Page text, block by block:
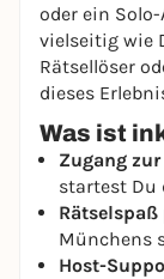
oder ein
vielseitig wie
Rätsellöser
dieses
Was ist
Zugang
startest Du
Rätselspaß
Münchens
Host-